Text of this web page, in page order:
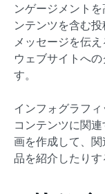
ンゲージメント
ンテンツを含む
メッセージを伝
ウェブサイトへ
す。
インフォグラフィ
コンテンツに関
画を作成して、
品を紹介したりす